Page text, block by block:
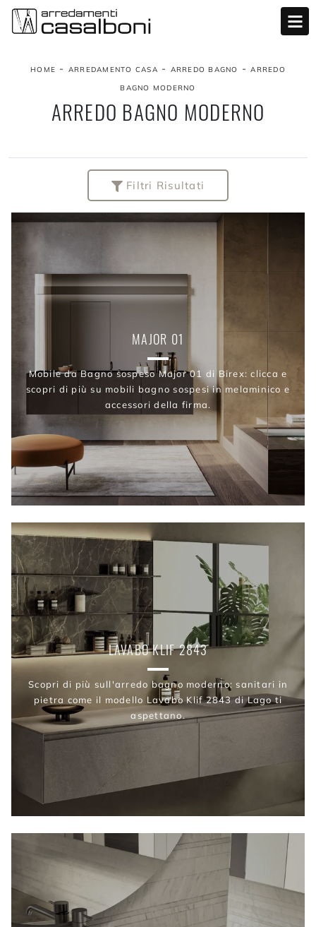
HOME - ARREDAMENTO CASA - ARREDO BAGNO -ARREDO
BAGNO MODERNO
ARREDO BAGNO MODERNO
Filtri Risultati
MAJOR 01
Mobile da Bagno sospeso Major 01 di Birex: clicca e
scopri di più su mobili bagno sospesi in melaminico e
accessori della firma.
LAVABO KLIF 2843
Scopri di più sull'arredo bagno moderno: sanitari in
pietra come il modello Lavabo Klif 2843 di Lago ti
aspettano.